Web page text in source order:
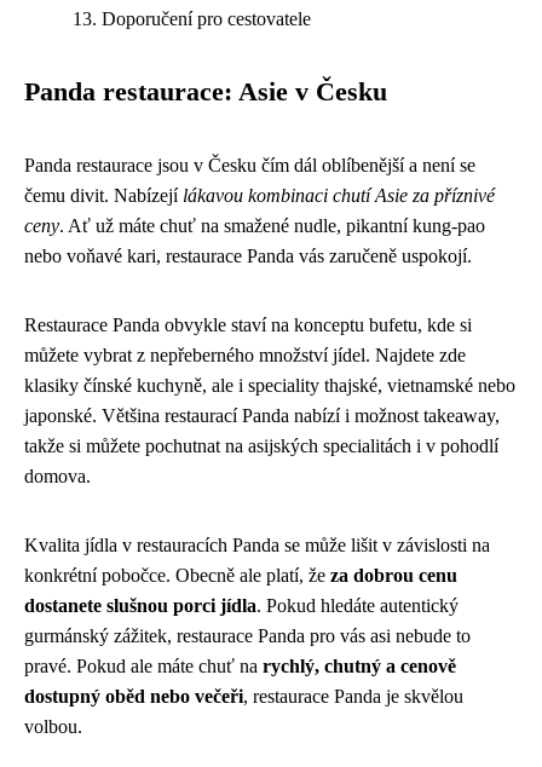
Doporučení pro cestovatele
Panda restaurace: Asie v Česku
Panda restaurace jsou v Česku čím dál oblíbenější a není se
čemu divit. Nabízejí lákavou kombinaci chutí Asie za příznivé
ceny. Ať už máte chuť na smažené nudle, pikantní kung-pao
nebo voňavé kari, restaurace Panda vás zaručeně uspokojí.
Restaurace Panda obvykle staví na konceptu bufetu, kde si
můžete vybrat z nepřeberného množství jídel. Najdete zde
klasiky čínské kuchyně, ale i speciality thajské, vietnamské nebo
japonské. Většina restaurací Panda nabízí i možnost takeaway,
takže si můžete pochutnat na asijských specialitách i v pohodlí
domova.
Kvalita jídla v restauracích Panda se může lišit v závislosti na
konkrétní pobočce. Obecně ale platí, že za dobrou cenu
dostanete slušnou porci jídla. Pokud hledáte autentický
gurmánský zážitek, restaurace Panda pro vás asi nebude to
pravé. Pokud ale máte chuť na rychlý, chutný a cenově
dostupný oběd nebo večeři, restaurace Panda je skvělou
volbou.